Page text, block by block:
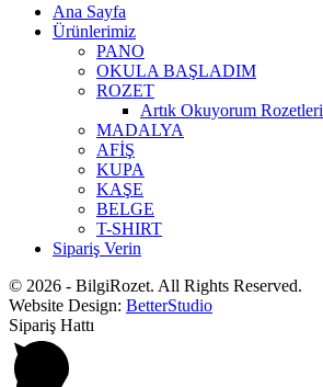
Ana Sayfa
Ürünlerimiz
PANO
OKULA BAŞLADIM
ROZET
Artık Okuyorum Rozetleri
MADALYA
AFİŞ
KUPA
KAŞE
BELGE
T-SHIRT
Sipariş Verin
© 2026 - BilgiRozet. All Rights Reserved.
Website Design: BetterStudio
Sipariş Hattı